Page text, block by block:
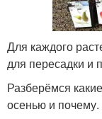
Для каждого
для пересадки и
Разберёмся
осенью и почему.